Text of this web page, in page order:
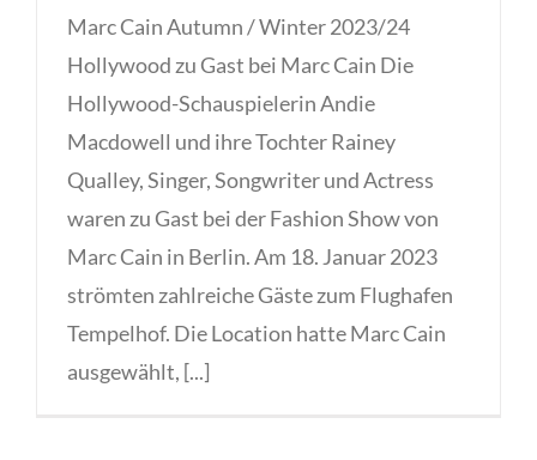
Marc Cain Autumn / Winter 2023/24
Hollywood zu Gast bei Marc Cain Die
Hollywood-Schauspielerin Andie
Macdowell und ihre Tochter Rainey
Qualley, Singer, Songwriter und Actress
waren zu Gast bei der Fashion Show von
Marc Cain in Berlin. Am 18. Januar 2023
strömten zahlreiche Gäste zum Flughafen
Tempelhof. Die Location hatte Marc Cain
ausgewählt, [...]